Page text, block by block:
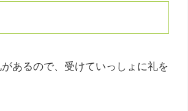
あるので、受けていっしょに礼を